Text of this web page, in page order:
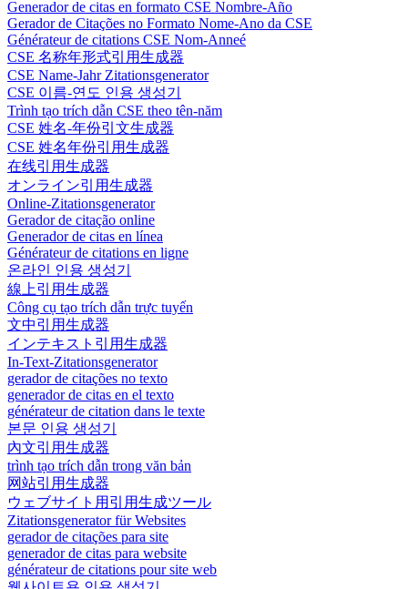
Generador de citas en formato CSE Nombre-Año
Gerador de Citações no Formato Nome-Ano da CSE
Générateur de citations CSE Nom-Anneé
CSE 名称年形式引用生成器
CSE Name-Jahr Zitationsgenerator
CSE 이름-연도 인용 생성기
Trình tạo trích dẫn CSE theo tên-năm
CSE 姓名-年份引文生成器
CSE 姓名年份引用生成器
在线引用生成器
オンライン引用生成器
Online-Zitationsgenerator
Gerador de citação online
Generador de citas en línea
Générateur de citations en ligne
온라인 인용 생성기
線上引用生成器
Công cụ tạo trích dẫn trực tuyến
文中引用生成器
インテキスト引用生成器
In-Text-Zitationsgenerator
gerador de citações no texto
generador de citas en el texto
générateur de citation dans le texte
본문 인용 생성기
內文引用生成器
trình tạo trích dẫn trong văn bản
网站引用生成器
ウェブサイト用引用生成ツール
Zitationsgenerator für Websites
gerador de citações para site
generador de citas para website
générateur de citations pour site web